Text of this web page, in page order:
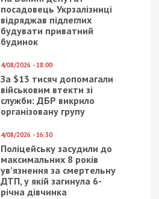
посадовець Укрзалізниці
відряджав підлеглих
будувати приватний
будинок
4/08/2026 - 18:00
За $13 тисяч допомагали
військовим втекти зі
служби: ДБР викрило
організовану групу
4/08/2026 - 16:30
Поліцейську засудили до
максимальних 8 років
ув’язнення за смертельну
ДТП, у якій загинула 6-
річна дівчинка